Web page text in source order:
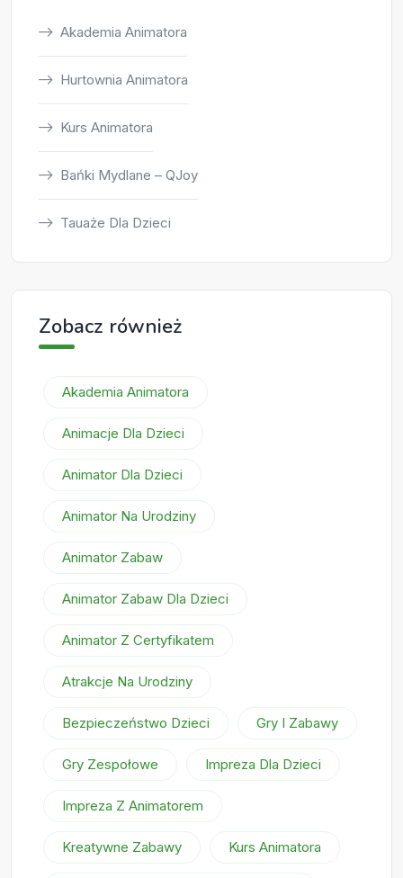
Akademia Animatora
Hurtownia Animatora
Kurs Animatora
Bańki Mydlane – QJoy
Tauaże Dla Dzieci
Zobacz również
Akademia Animatora
Animacje Dla Dzieci
Animator Dla Dzieci
Animator Na Urodziny
Animator Zabaw
Animator Zabaw Dla Dzieci
Animator Z Certyfikatem
Atrakcje Na Urodziny
Bezpieczeństwo Dzieci Gry I Zabawy
Gry Zespołowe Impreza Dla Dzieci
Impreza Z Animatorem
Kreatywne Zabawy Kurs Animatora